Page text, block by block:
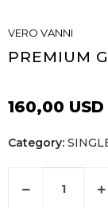
VERO VANNI
PREMIUM
160,00 USD
Category: